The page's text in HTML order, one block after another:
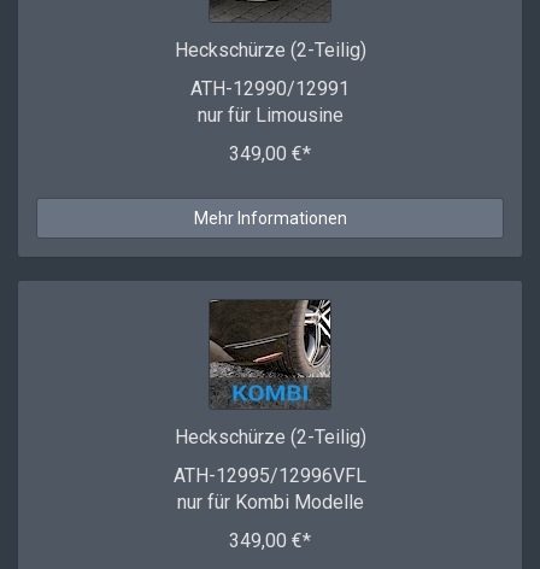
Heckschürze (2-Teilig)
ATH-12990/12991
nur für Limousine
349,00 €*
Mehr Informationen
Heckschürze (2-Teilig)
ATH-12995/12996VFL
nur für Kombi Modelle
349,00 €*